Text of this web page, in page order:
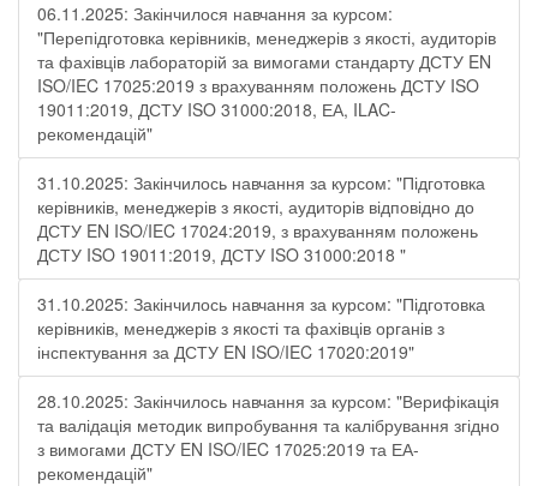
06.11.2025: Закінчилося навчання за курсом:
"Перепідготовка керівників, менеджерів з якості, аудиторів
та фахівців лабораторій за вимогами стандарту ДСТУ EN
ISO/IEC 17025:2019 з врахуванням положень ДСТУ ISO
19011:2019, ДСТУ ISO 31000:2018, ЕА, ILAC-
рекомендацій"
31.10.2025: Закінчилось навчання за курсом: "Підготовка
керівників, менеджерів з якості, аудиторів відповідно до
ДСТУ EN ISO/IEC 17024:2019, з врахуванням положень
ДСТУ ISO 19011:2019, ДСТУ ISO 31000:2018 "
31.10.2025: Закінчилось навчання за курсом: "Підготовка
керівників, менеджерів з якості та фахівців органів з
інспектування за ДСТУ EN ISO/IEC 17020:2019"
28.10.2025: Закінчилось навчання за курсом: "Верифікація
та валідація методик випробування та калібрування згідно
з вимогами ДСТУ EN ISO/IEC 17025:2019 та ЕА-
рекомендацій"